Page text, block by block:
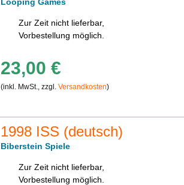
Zur Zeit nicht lieferbar,
Vorbestellung möglich.
23,00 €
(inkl. MwSt., zzgl.Versandkosten)
1998 ISS (deutsch)
Biberstein Spiele
Zur Zeit nicht lieferbar,
Vorbestellung möglich.